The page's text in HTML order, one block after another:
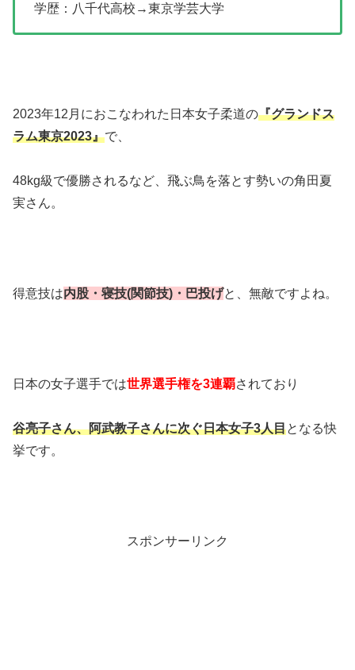
学歴：八千代高校→東京学芸大学
2023年12月におこなわれた日本女子柔道の『グランドス
ラム東京2023』で、
48kg級で優勝されるなど、飛ぶ鳥を落とす勢いの角田夏
実さん。
得意技は内股・寝技(関節技)・巴投げと、無敵ですよね。
日本の女子選手では世界選手権を3連覇されており
谷亮子さん、阿武教子さんに次ぐ日本女子3人目となる快
挙です。
スポンサーリンク